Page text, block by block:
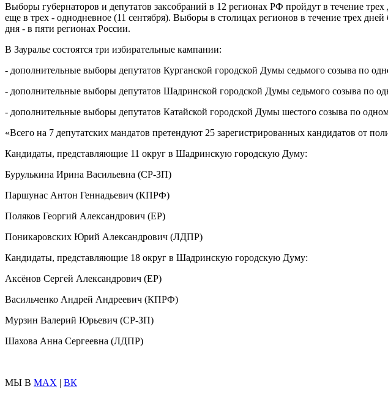
Выборы губернаторов и депутатов заксобраний в 12 регионах РФ пройдут в течение
еще в трех - однодневное (11 сентября). Выборы в столицах регионов в течение трех
дня - в пяти регионах России.
В Зауралье состоятся три избирательные кампании:
- дополнительные выборы депутатов Курганской городской Думы седьмого созыва по
- дополнительные выборы депутатов Шадринской городской Думы седьмого созыва по
- дополнительные выборы депутатов Катайской городской Думы шестого созыва по
«Всего на 7 депутатских мандатов претендуют 25 зарегистрированных кандидатов от
Кандидаты, представляющие 11 округ в Шадринскую городскую Думу:
Бурулькина Ирина Васильевна (СР-ЗП)
Паршунас Антон Геннадьевич (КПРФ)
Поляков Георгий Александрович (ЕР)
Поникаровских Юрий Александрович (ЛДПР)
Кандидаты, представляющие 18 округ в Шадринскую городскую Думу:
Аксёнов Сергей Александрович (ЕР)
Васильченко Андрей Андреевич (КПРФ)
Мурзин Валерий Юрьевич (СР-ЗП)
Шахова Анна Сергеевна (ЛДПР)
МЫ В MAX | ВК